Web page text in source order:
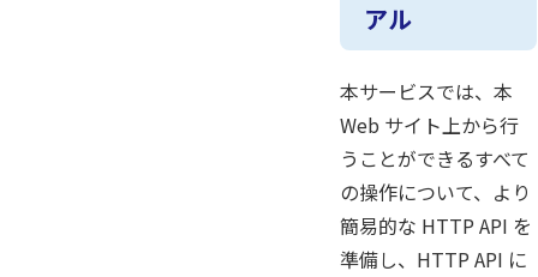
アル
本サービスでは、本
Web サイト上から行
うことができるすべて
の操作について、より
簡易的な HTTP API を
準備し、HTTP API に